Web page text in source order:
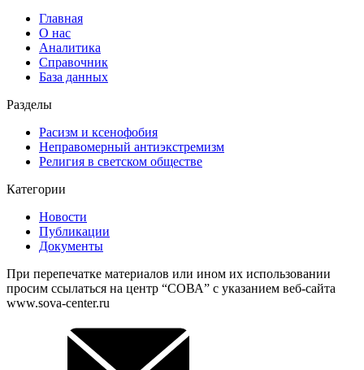
Главная
О нас
Аналитика
Справочник
База данных
Разделы
Расизм и ксенофобия
Неправомерный антиэкстремизм
Религия в светском обществе
Категории
Новости
Публикации
Документы
При перепечатке материалов или ином их использовании
просим ссылаться на центр “СОВА” с указанием веб-сайта
www.sova-center.ru